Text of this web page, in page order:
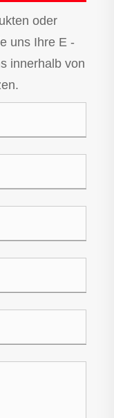
oder
uns Ihre E -
innerhalb von